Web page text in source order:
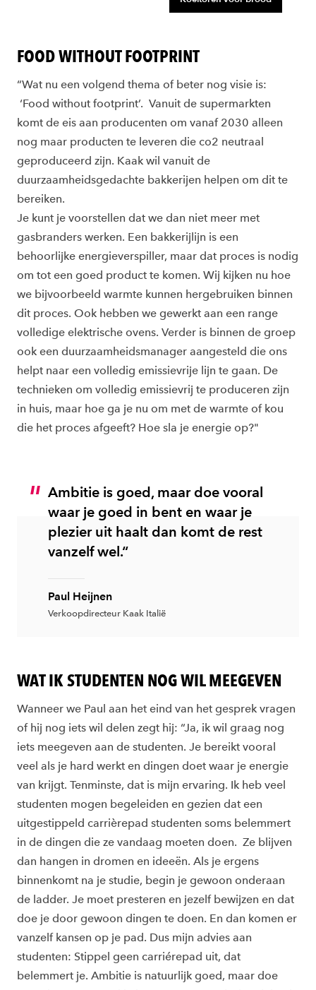
FOOD WITHOUT FOOTPRINT
“Wat nu een volgend thema of beter nog visie is:
‘Food without footprint’. Vanuit de supermarkten
komt de eis aan producenten om vanaf 2030 alleen
nog maar producten te leveren die co2 neutraal
geproduceerd zijn. Kaak wil vanuit de
duurzaamheidsgedachte bakkerijen helpen om dit te
bereiken.
Je kunt je voorstellen dat we dan niet meer met
gasbranders werken. Een bakkerijlijn is een
behoorlijke energieverspiller, maar dat proces is nodig
om tot een goed product te komen. Wij kijken nu hoe
we bijvoorbeeld warmte kunnen hergebruiken binnen
dit proces. Ook hebben we gewerkt aan een range
volledige elektrische ovens. Verder is binnen de groep
ook een duurzaamheidsmanager aangesteld die ons
helpt naar een volledig emissievrije lijn te gaan. De
technieken om volledig emissievrij te produceren zijn
in huis, maar hoe ga je nu om met de warmte of kou
die het proces afgeeft? Hoe sla je energie op?"
Ambitie is goed, maar doe vooral
waar je goed in bent en waar je
plezier uit haalt dan komt de rest
vanzelf wel.“
Paul Heijnen
Verkoopdirecteur Kaak Italië
WAT IK STUDENTEN NOG WIL MEEGEVEN
Wanneer we Paul aan het eind van het gesprek vragen
of hij nog iets wil delen zegt hij: “Ja, ik wil graag nog
iets meegeven aan de studenten. Je bereikt vooral
veel als je hard werkt en dingen doet waar je energie
van krijgt. Tenminste, dat is mijn ervaring. Ik heb veel
studenten mogen begeleiden en gezien dat een
uitgestippeld carrièrepad studenten soms belemmert
in de dingen die ze vandaag moeten doen. Ze blijven
dan hangen in dromen en ideeën. Als je ergens
binnenkomt na je studie, begin je gewoon onderaan
de ladder. Je moet presteren en jezelf bewijzen en dat
doe je door gewoon dingen te doen. En dan komen er
vanzelf kansen op je pad. Dus mijn advies aan
studenten: Stippel geen carriérepad uit, dat
belemmert je. Ambitie is natuurlijk goed, maar doe